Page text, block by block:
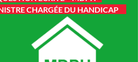
CHARGÉE DU HANDICAP